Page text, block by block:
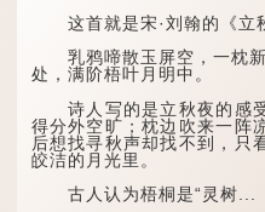
这首就是宋·刘翰的《立
乳鸦啼散玉屏空，一枕
处，满阶梧叶月明中。
诗人写的是立秋夜的感受
得分外空旷；枕边吹来一阵
后想找寻秋声却找不到，只
皎洁的月光里。
古人认为梧桐是“灵树...